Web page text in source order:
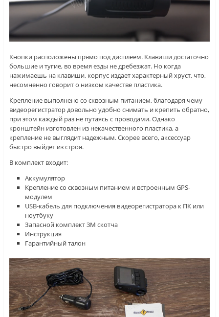
Кнопки расположены прямо под дисплеем. Клавиши достаточно
большие и тугие, во время езды не дребезжат. Но когда
нажимаешь на клавиши, корпус издает характерный хруст, что,
несомненно говорит о низком качестве пластика.
Крепление выполнено со сквозным питанием, благодаря чему
видеорегистратор довольно удобно снимать и крепить обратно,
при этом каждый раз не путаясь с проводами. Однако
кронштейн изготовлен из некачественного пластика, а
крепление не выглядит надежным. Скорее всего, аксессуар
быстро выйдет из строя.
В комплект входит:
Аккумулятор
Крепление со сквозным питанием и встроенным GPS-
модулем
USB-кабель для подключения видеорегистратора к ПК или
ноутбуку
Запасной комплект 3М скотча
Инструкция
Гарантийный талон